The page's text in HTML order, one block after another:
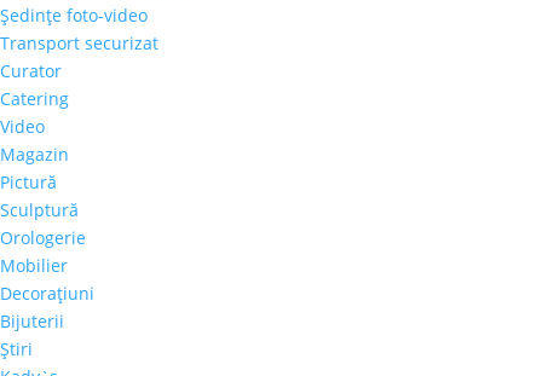
Şedinţe foto-video
Transport securizat
Curator
Catering
Video
Magazin
Pictură
Sculptură
Orologerie
Mobilier
Decoraţiuni
Bijuterii
Ştiri
organizate de alte entitati la sediul nostru din strada
Piata Amzei nr 5, dar si cateva expozitii ale Galeriei in
alte locatii din Romania. Am dus arta in locatii
exclusiviste, in ambasade si la evenimente
inca o data grupului hotelier Phoenicia, Ambasadei
Regatului Belgiei si Institutului Aspen Romania.
Poti vedea filmari de la toate aceste evenimente pe
https://alexandras.tv
Va invitam sa ne fiti alaturi si in 2018: fabulosul Iurie
Matei si discipolii sai revin in luna martie, la o suta